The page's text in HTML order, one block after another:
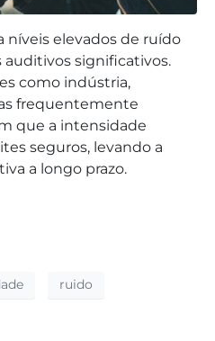
níveis elevados de ruído
significativos.
como indústria,
frequentemente
que a intensidade
seguros, levando a
a longo prazo.
ruido